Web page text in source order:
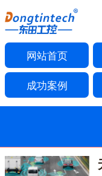
网站首页
成功案例